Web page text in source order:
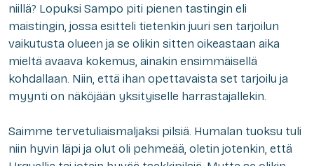
niillä? Lopuksi Sampo piti pienen tastingin eli
maistingin, jossa esitteli tietenkin juuri sen tarjoilun
vaikutusta olueen ja se olikin sitten oikeastaan aika
mieltä avaava kokemus, ainakin ensimmäisellä
kohdallaan. Niin, että ihan opettavaista set tarjoilu ja
myynti on näköjään yksityiselle harrastajallekin.
Saimme tervetuliaismaljaksi pilsiä. Humalan tuoksu tuli
niin hyvin läpi ja olut oli pehmeää, oletin jotenkin, että